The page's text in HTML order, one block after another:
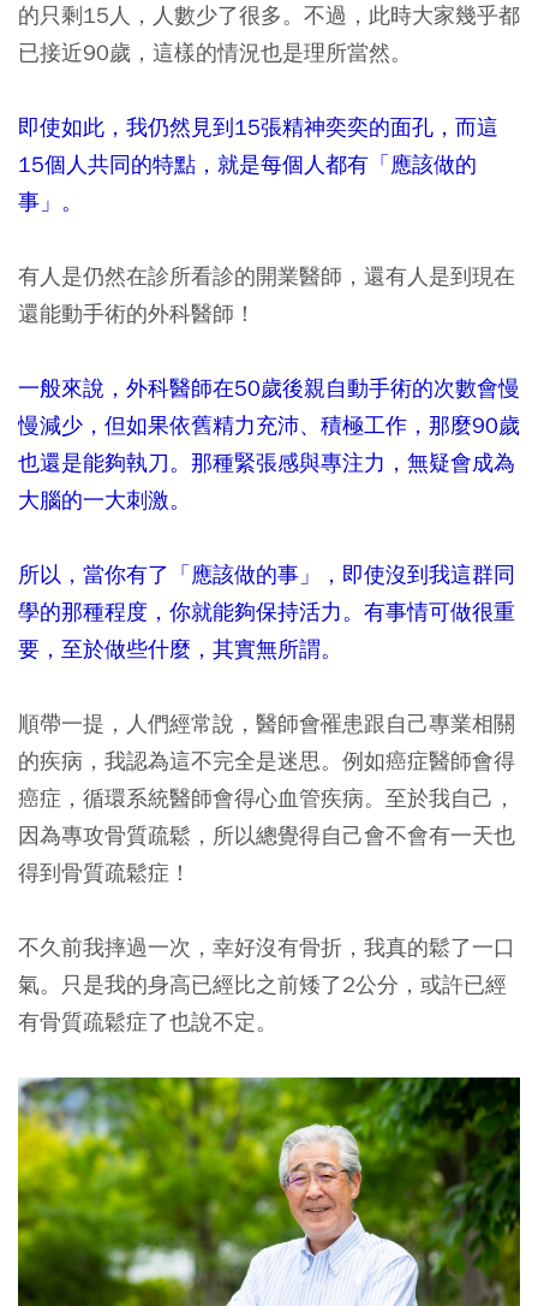
的只剩15人，人數少了很多。不過，此時大家幾乎都
已接近90歲，這樣的情況也是理所當然。
即使如此，我仍然見到15張精神奕奕的面孔，而這
15個人共同的特點，就是每個人都有「應該做的
事」。
有人是仍然在診所看診的開業醫師，還有人是到現在
還能動手術的外科醫師！
一般來說，外科醫師在50歲後親自動手術的次數會慢
慢減少，但如果依舊精力充沛、積極工作，那麼90歲
也還是能夠執刀。那種緊張感與專注力，無疑會成為
大腦的一大刺激。
所以，當你有了「應該做的事」，即使沒到我這群同
學的那種程度，你就能夠保持活力。有事情可做很重
要，至於做些什麼，其實無所謂。
順帶一提，人們經常說，醫師會罹患跟自己專業相關
的疾病，我認為這不完全是迷思。例如癌症醫師會得
癌症，循環系統醫師會得心血管疾病。至於我自己，
因為專攻骨質疏鬆，所以總覺得自己會不會有一天也
得到骨質疏鬆症！
不久前我摔過一次，幸好沒有骨折，我真的鬆了一口
氣。只是我的身高已經比之前矮了2公分，或許已經
有骨質疏鬆症了也說不定。